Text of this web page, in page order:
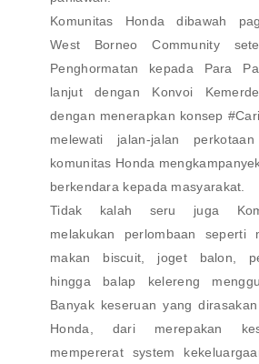
Komunitas Honda dibawah
West Borneo Community
Penghormatan kepada Para
lanjut dengan Konvoi
dengan menerapkan konsep
melewati jalan-jalan
komunitas Honda
berkendara kepada masyarakat.
Tidak kalah seru juga
melakukan perlombaan seperti
makan biscuit, joget balon,
hingga balap kelereng
Banyak keseruan yang
Honda, dari merepakan
mempererat system